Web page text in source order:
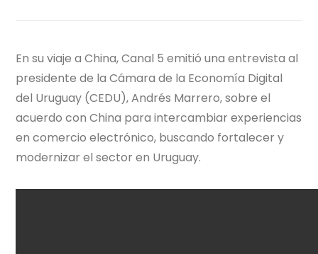
En su viaje a China, Canal 5 emitió una entrevista al
presidente de la Cámara de la Economía Digital
del Uruguay (CEDU), Andrés Marrero, sobre el
acuerdo con China para intercambiar experiencias
en comercio electrónico, buscando fortalecer y
modernizar el sector en Uruguay.